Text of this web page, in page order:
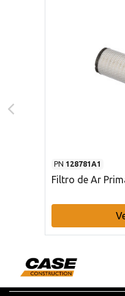
PN 128781A1
Filtro de Ar